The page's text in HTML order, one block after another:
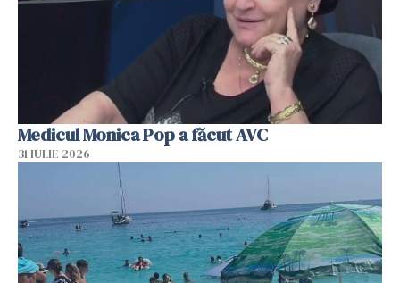
Medicul Monica Pop a făcut AVC
31 IULIE 2026